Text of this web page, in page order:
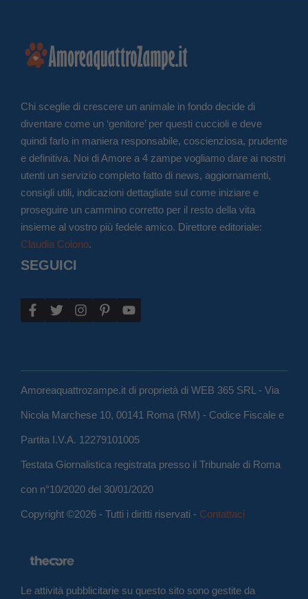
Chi sceglie di crescere un animale in fondo decide di
diventare come un ‘genitore’ per questi cuccioli e deve
quindi farlo in maniera responsabile, coscienziosa, prudente
e definitiva. Noi di Amore a 4 zampe vogliamo dare ai nostri
utenti un servizio completo fatto di news, aggiornamenti,
consigli utili, indicazioni dettagliate sul come iniziare e
proseguire un cammino corretto per il resto della vita
insieme al vostro più fedele amico. Direttore editoriale:
Claudia Colono.
SEGUICI
Amoreaquattrozampe.it di proprietà di WEB 365 SRL - Via
Nicola Marchese 10, 00141 Roma (RM) - Codice Fiscale e
Partita I.V.A. 12279101005
Testata Giornalistica registrata presso il Tribunale di Roma
con n°10/2020 del 30/01/2020
Copyright ©2026 - Tutti i diritti riservati - Contattaci
Le attività pubblicitarie su questo sito sono gestite da